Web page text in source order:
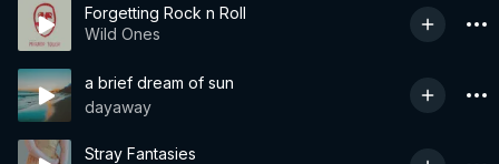
Forgetting Rock n Roll
Wild Ones
a brief dream of sun
dayaway
Stray Fantasies